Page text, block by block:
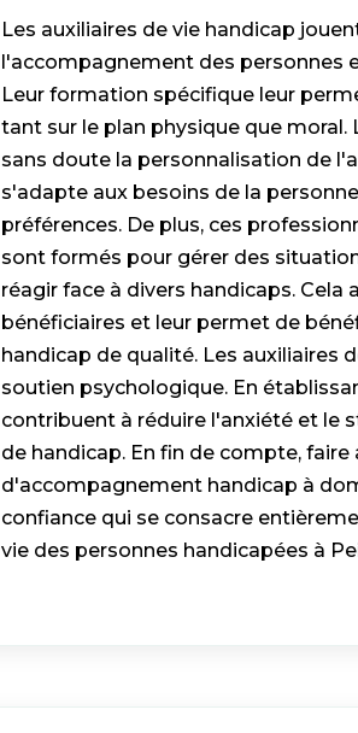
Les auxiliaires de vie handicap
l'accompagnement des personnes
Leur formation spécifique leur
tant sur le plan physique que
sans doute la personnalisation de
s'adapte aux besoins de la
préférences. De plus, ces
sont formés pour gérer des
réagir face à divers handicaps. Cela
bénéficiaires et leur permet de
handicap de qualité. Les auxiliaires
soutien psychologique. En
contribuent à réduire l'anxiété et le
de handicap. En fin de compte, faire
d'accompagnement handicap à
confiance qui se consacre
vie des personnes handicapées à